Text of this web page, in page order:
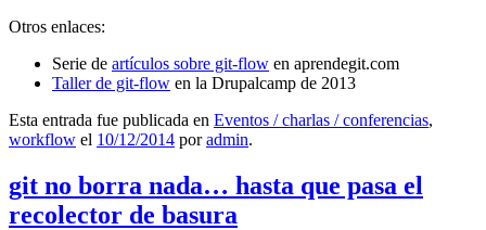
Otros enlaces:
Serie de artículos sobre git-flow en aprendegit.com
Taller de git-flow en la Drupalcamp de 2013
Esta entrada fue publicada en Eventos / charlas / conferencias,
workflow el 10/12/2014 poradmin.
git no borra nada… hasta que pasa el
recolector de basura